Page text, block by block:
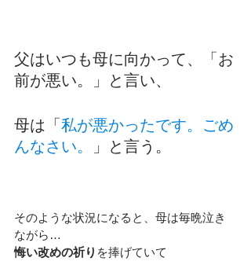
父はいつも母に向かって、「 お
前が悪い。
」と言い、
母は「 私が悪かったです。ごめ
んなさい。
」と言う。
そのような状況になると、母は毎晩泣き
ながら…
悔い改めの祈り を捧げていて